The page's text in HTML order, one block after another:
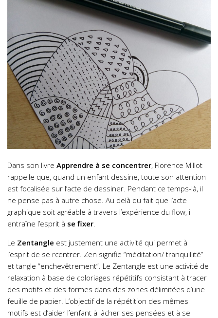
Dans son livre Apprendre à se concentrer, Florence Millot
rappelle que, quand un enfant dessine, toute son attention
est focalisée sur l’acte de dessiner. Pendant ce temps-là, il
ne pense pas à autre chose. Au delà du fait que l’acte
graphique soit agréable à travers l’expérience du flow, il
entraîne l’esprit à se fixer
Le Zentangle est justement une activité qui permet à
l’esprit de se rcentrer. Zen signifie “méditation/ tranquillité”
et tangle “enchevêtrement”. Le Zentangle est une activité de
relaxation à base de coloriages répétitifs consistant à tracer
des motifs et des formes dans des zones délimitées d’une
feuille de papier. L’objectif de la répétition des mêmes
motifs est d’aider l’enfant à lâcher ses pensées et à se